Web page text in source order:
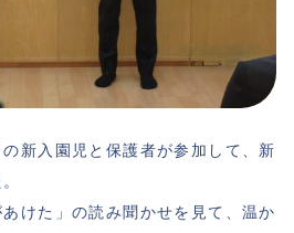
新入園児と保護者が参加して、新
けた」の読み聞かせを見て、温か